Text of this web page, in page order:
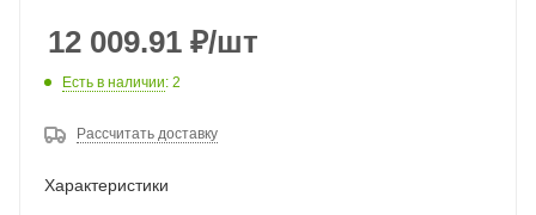
12 009.91 ₽/шт
Есть в наличии: 2
Рассчитать доставку
Характеристики